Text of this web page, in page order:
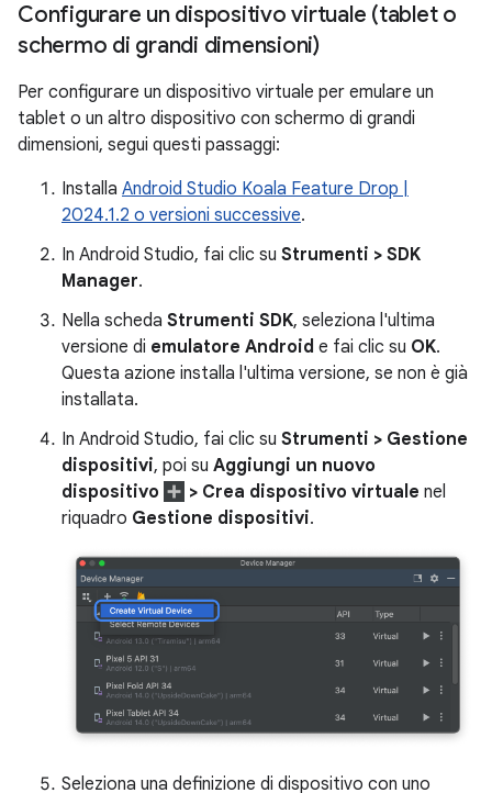
Configurare un dispositivo virtuale (tablet o
schermo di grandi dimensioni)
Per configurare un dispositivo virtuale per emulare un
tablet o un altro dispositivo con schermo di grandi
dimensioni, segui questi passaggi:
Installa Android Studio Koala Feature Drop |
2024.1.2 o versioni successive.
In Android Studio, fai clic su Strumenti > SDK
Manager.
Nella scheda Strumenti SDK, seleziona l'ultima
versione di emulatore Android e fai clic su OK.
Questa azione installa l'ultima versione, se non è già
installata.
In Android Studio, fai clic su Strumenti > Gestione
dispositivi, poi su Aggiungi un nuovo
dispositivo
> Crea dispositivo virtuale nel
riquadro Gestione dispositivi.
Seleziona una definizione di dispositivo con uno